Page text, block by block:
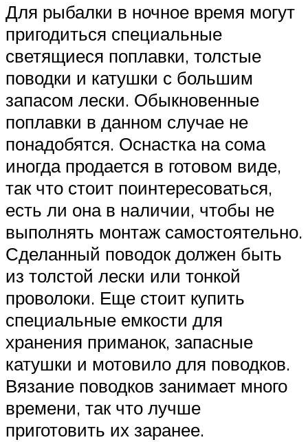
Для рыбалки в ночное время могут
пригодиться специальные
светящиеся поплавки, толстые
поводки и катушки с большим
запасом лески. Обыкновенные
поплавки в данном случае не
понадобятся. Оснастка на сома
иногда продается в готовом виде,
так что стоит поинтересоваться,
есть ли она в наличии, чтобы не
выполнять монтаж самостоятельно.
Сделанный поводок должен быть
из толстой лески или тонкой
проволоки. Еще стоит купить
специальные емкости для
хранения приманок, запасные
катушки и мотовило для поводков.
Вязание поводков занимает много
времени, так что лучше
приготовить их заранее.